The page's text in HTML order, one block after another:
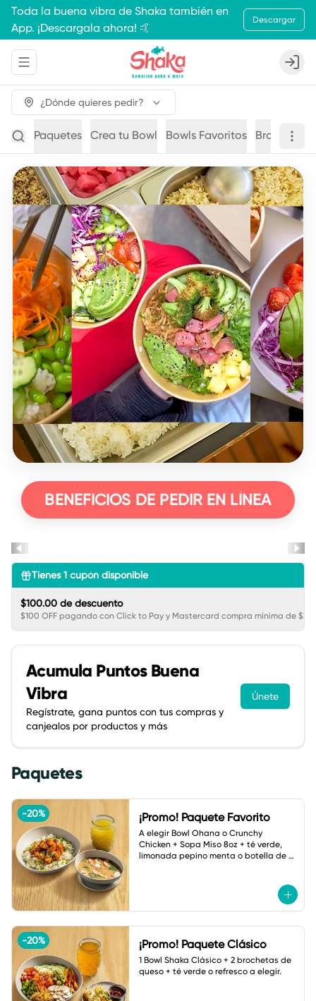
Toda la buena vibra de Shaka también en
App. ¡Descargala ahora! 🤙
Descargar
Abrir menu de navegación Login
¿Dónde quieres pedir?
Paquetes Crea tu Bowl Bowls Favoritos Brochetas
BENEFICIOS DE PEDIR EN LÍNEA
Tienes1 cupón disponible
$100.00 de descuento
$100 OFF pagando con Click to Pay y Mastercard compra mínima de
Acumula Puntos Buena
Vibra
Regístrate, gana puntos con tus compras y
canjealos por productos y más
Únete
Paquetes
-20% ¡Promo! Paquete Favorito
A elegir Bowl Ohana o Crunchy
Chicken + Sopa Miso 8oz + té verde,
limonada pepino menta o botella de
-20% ¡Promo! Paquete Clásico
1 Bowl Shaka Clásico + 2 brochetas de
queso + té verde o refresco a elegir.